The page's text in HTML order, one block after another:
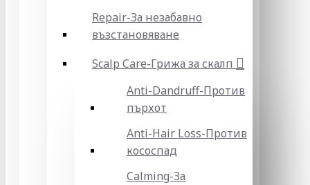
Repair-За незабавно
възстановяване
Scalp Care-Грижа за скалп
Anti-Dandruff-Против
пърхот
Anti-Hair Loss-Против
кососпад
Calming-За